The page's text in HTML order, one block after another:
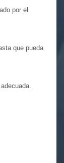
por el
que pueda